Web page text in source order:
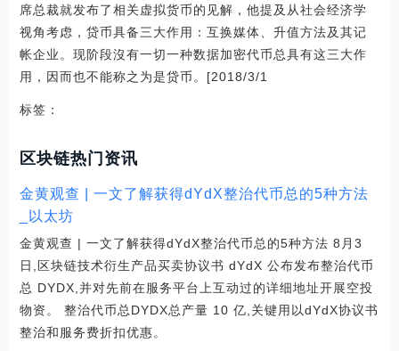
席总裁就发布了相关虚拟货币的见解，他提及从社会经济学
视角考虑，贷币具备三大作用：互换媒体、升值方法及其记
帐企业。现阶段沒有一切一种数据加密代币总具有这三大作
用，因而也不能称之为是贷币。[2018/3/1
标签：
区块链热门资讯
金黄观查 | 一文了解获得dYdX整治代币总的5种方法
_以太坊
金黄观查 | 一文了解获得dYdX整治代币总的5种方法 8月3
日,区块链技术衍生产品买卖协议书 dYdX 公布发布整治代币
总 DYDX,并对先前在服务平台上互动过的详细地址开展空投
物资。 整治代币总DYDX总产量 10 亿,关键用以dYdX协议书
整治和服务费折扣优惠。